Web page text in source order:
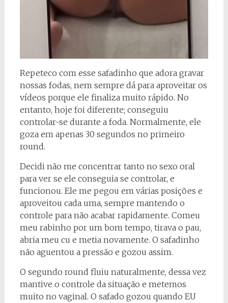
Repeteco com esse safadinho que adora gravar
nossas fodas, nem sempre dá para aproveitar os
vídeos porque ele finaliza muito rápido. No
entanto, hoje foi diferente; conseguiu
controlar-se durante a foda. Normalmente, ele
goza em apenas 30 segundos no primeiro
round.
Decidi não me concentrar tanto no sexo oral
para ver se ele conseguia se controlar, e
funcionou. Ele me pegou em várias posições e
aproveitou cada uma, sempre mantendo o
controle para não acabar rapidamente. Comeu
meu rabinho por um bom tempo, tirava o pau,
abria meu cu e metia novamente. O safadinho
não aguentou a pressão e gozou assim.
O segundo round fluiu naturalmente, dessa vez
mantive o controle da situação e metemos
muito no vaginal. O safado gozou quando EU